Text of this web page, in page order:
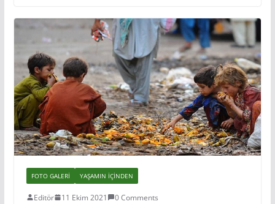
FOTO GALERI YAŞAMIN IÇINDEN
Editör 11 Ekim 2021
0 Comments